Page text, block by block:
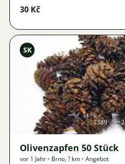
30 Kč
Bild
SK
Křivánková
2389 2
Olivenzapfen 50 Stück
vor 1 Jahr • Brno,? km • Angebot